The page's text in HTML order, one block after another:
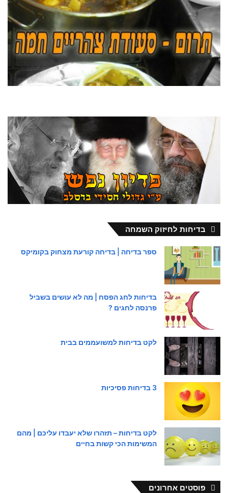
בדיחות לחיזוק השמחה
ספר בדיחה | בדיחה קורעת מצחוק בקומיקס
בדיחות לחג הפסח | מה לא עושים בשביל
פרנסה לחגים ?
לקט בדיחות למשועממים בבית
3 בדיחות פסיכיות
לקט בדיחות – תזהרו שלא יעבדו עליכם | מהם
המשימות הכי קשות בחיים
פוסטים אחרונים